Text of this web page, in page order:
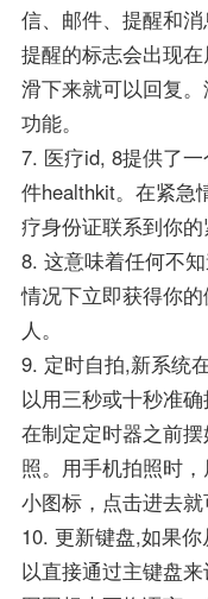
信、邮件、提醒和
提醒的标志会出现
滑下来就可以回复
功能。
7. 医疗id, 8提供了
件healthkit。在紧急
疗身份证联系到你的
8. 这意味着任何不
情况下立即获得你
人。
9. 定时自拍,新系统
以用三秒或十秒准
在制定定时器之前
照。用手机拍照时
小图标，点击进去就
10. 更新键盘,如果
以直接通过主键盘